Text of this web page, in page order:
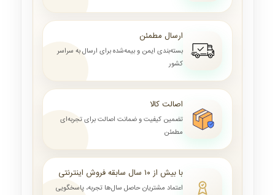
ارسال مطمئن
بسته‌بندی ایمن و بیمه‌شده برای ارسال به سراسر
کشور
اصالت کالا
تضمین کیفیت و ضمانت اصالت برای تجربه‌ای
مطمئن
با بیش از ۱۰ سال سابقه فروش اینترنتی
اعتماد مشتریان حاصل سال‌ها تجربه، پاسخگویی